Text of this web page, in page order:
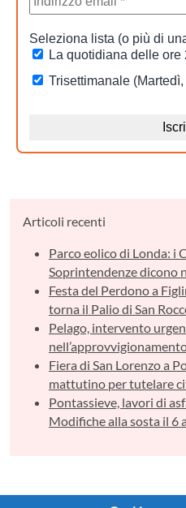
Articoli recenti
Parco eolico di Londa: i
Soprintendenze dicono
Festa del Perdono a
torna il Palio di San
Pelago, intervento
Fiera di San Lorenzo a
mattutino per tutelare
Pontassieve, lavori di
Modifiche alla sosta il 6